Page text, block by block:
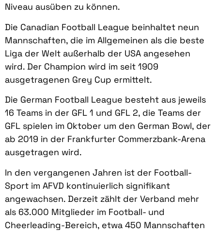
Niveau ausüben zu können.
Die Canadian Football League beinhaltet neun
Mannschaften, die im Allgemeinen als die beste
Liga der Welt außerhalb der USA angesehen
wird. Der Champion wird im seit 1909
ausgetragenen Grey Cup ermittelt.
Die German Football League besteht aus jeweils
16 Teams in der GFL 1 und GFL 2, die Teams der
GFL spielen im Oktober um den German Bowl, der
ab 2019 in der Frankfurter Commerzbank-Arena
ausgetragen wird.
In den vergangenen Jahren ist der Football-
Sport im AFVD kontinuierlich signifikant
angewachsen. Derzeit zählt der Verband mehr
als 63.000 Mitglieder im Football- und
Cheerleading-Bereich, etwa 450 Mannschaften